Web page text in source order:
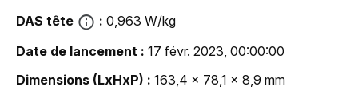
DAS tête
0,963 W/kg
Date de lancement
17 févr. 2023, 00:00:00
Dimensions (LxHxP)
163,4 x 78,1 x 8,9 mm